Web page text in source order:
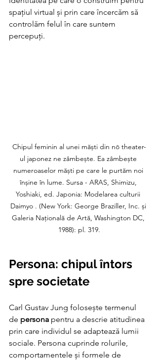
spațiul virtual și prin care încercăm să
controlăm felul în care suntem
percepuți.
Chipul feminin al unei măști din nō theater-
ul japonez ne zâmbește. Ea zâmbește
numeroaselor măști pe care le purtăm noi
înșine în lume. Sursa - ARAS, Shimizu,
Yoshiaki, ed. Japonia: Modelarea culturii
Daimyo . (New York: George Braziller, Inc. și
Galeria Națională de Artă, Washington DC,
1988): pl. 319.
Persona: chipul întors
spre societate
Carl Gustav Jung folosește termenul
de persona pentru a descrie atitudinea
prin care individul se adaptează lumii
sociale. Persona cuprinde rolurile,
comportamentele și formele de